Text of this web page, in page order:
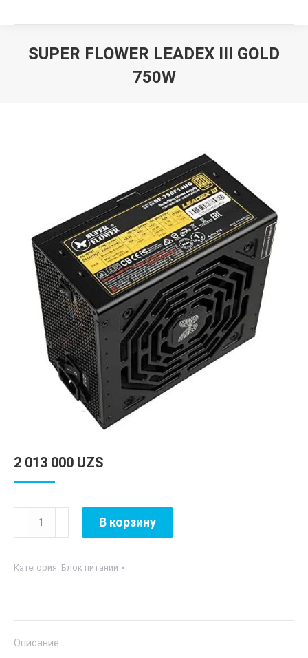
SUPER FLOWER LEADEX III GOLD
750W
2 013 000 UZS
Количество
товара
Flower
750W
В корзину
Категория: Блок питании
Описание